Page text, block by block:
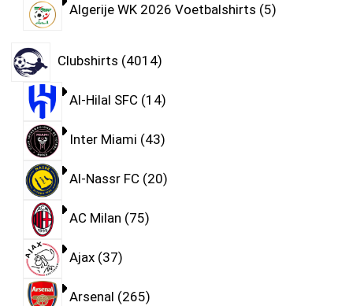
Algerije WK 2026 Voetbalshirts 5
Clubshirts 4014
Al-Hilal SFC 14
Inter Miami 43
Al-Nassr FC 20
AC Milan 75
Ajax 37
Arsenal 265